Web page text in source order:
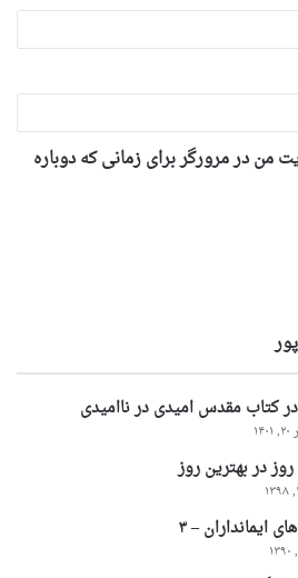
من در مرورگر برای زمانی که دوباره
کتاب مقدس امیدی در ناامیدی
در بهترین روز
ایمانداران – ۳